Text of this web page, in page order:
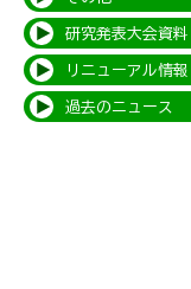
研究発表大会資料
リニューアル情報
過去のニュース